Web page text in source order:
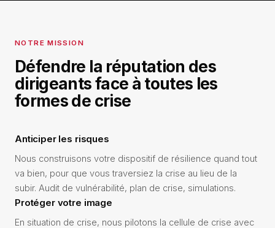
NOTRE MISSION
Défendre la réputation des
dirigeants face à toutes les
formes de crise
Anticiper les risques
Nous construisons votre dispositif de résilience quand tout
va bien, pour que vous traversiez la crise au lieu de la
subir. Audit de vulnérabilité, plan de crise, simulations.
Protéger votre image
En situation de crise, nous pilotons la cellule de crise avec